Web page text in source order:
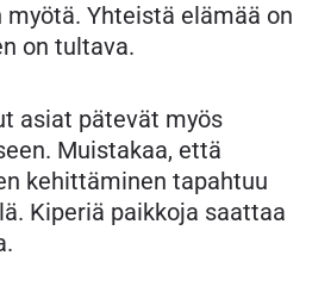
Yhteistä elämää on
on tultava.
asiat pätevät myös
Muistakaa, että
kehittäminen tapahtuu
Kiperiä paikkoja saattaa